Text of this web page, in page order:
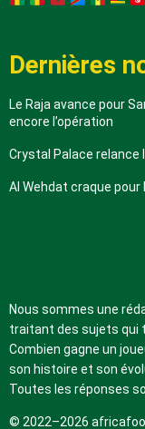
Dernières
Le Raja avance pour
encore l’opération
Crystal Palace relance
Al Wehdat craque
Nous sommes une
traitant des sujets qui
Combien gagne un
son histoire et son
Toutes les réponses
© 2022–2026